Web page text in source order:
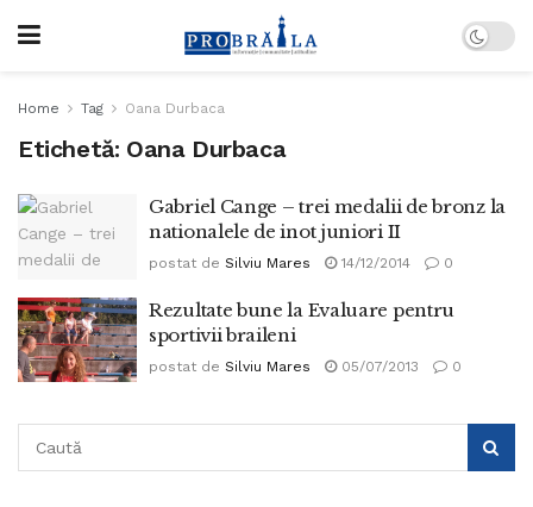
Home Tag Oana Durbaca
Etichetă: Oana Durbaca
Gabriel Cange – trei medalii de bronz la
nationalele de inot juniori II
postat de Silviu Mares 14/12/2014 0
Rezultate bune la Evaluare pentru
sportivii braileni
postat de Silviu Mares 05/07/2013 0